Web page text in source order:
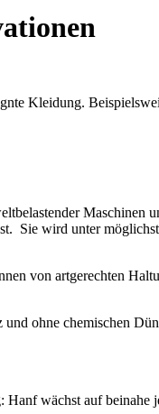
Kleidung.
Maschinen
Sie wird unter
von artgerechten
ohne chemischen
Hanf wächst auf